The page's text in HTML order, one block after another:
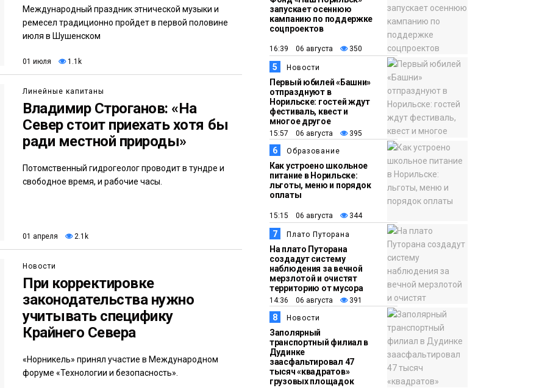
Международный праздник этнической музыки и
ремесел традиционно пройдет в первой половине
июля в Шушенском
01 июля 1.1k
Линейные капитаны
Владимир Строганов: «На
Север стоит приехать хотя бы
ради местной природы»
Потомственный гидрогеолог проводит в тундре и
свободное время, и рабочие часы.
01 апреля 2.1k
Новости
При корректировке
законодательства нужно
учитывать специфику
Крайнего Севера
«Норникель» принял участие в Международном
форуме «Технологии и безопасность».
запускает осеннюю
кампанию по поддержке
соцпроектов
16:39 06 августа 350
5 Новости
Первый юбилей «Башни»
отпразднуют в
Норильске: гостей ждут
фестиваль, квест и
многое другое
15:57 06 августа 395
6 Образование
Как устроено школьное
питание в Норильске:
льготы, меню и порядок
оплаты
15:15 06 августа 344
7 Плато Путорана
На плато Путорана
создадут систему
наблюдения за вечной
мерзлотой и очистят
территорию от мусора
14:36 06 августа 391
8 Новости
Заполярный
транспортный филиал в
Дудинке
заасфальтировал 47
тысяч «квадратов»
грузовых площадок